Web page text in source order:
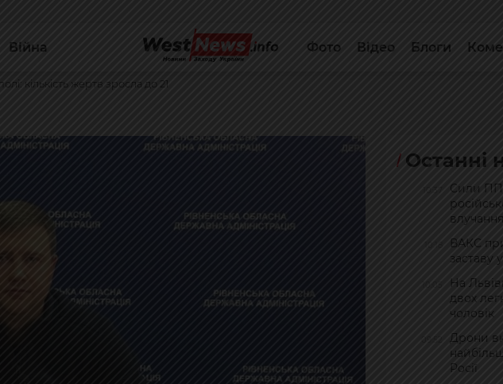
Війна Фото Відео Блоги
кількість жертв зросла до 21
Останні
Сили
ВАКС
заставу
На
двох
чоловік
Дрони
Росії